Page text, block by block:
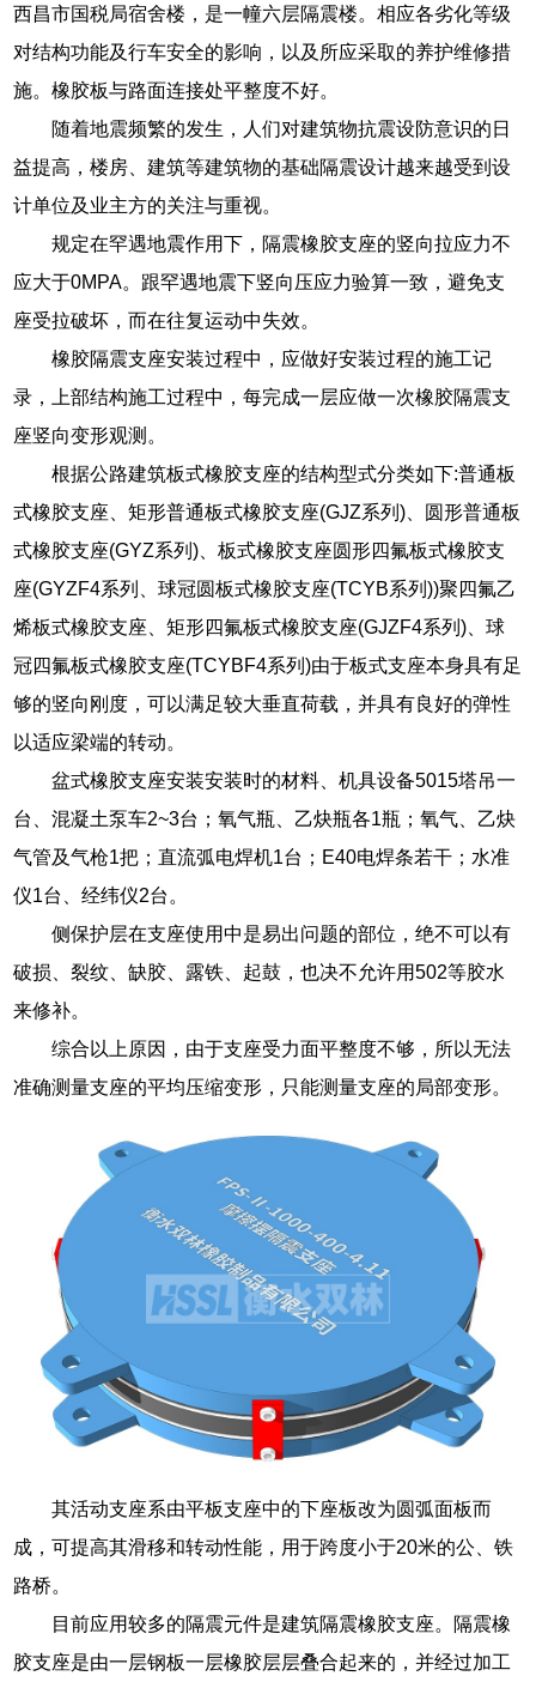
西昌市国税局宿舍楼，是一幢六层隔震楼。相应各劣化等级
对结构功能及行车安全的影响，以及所应采取的养护维修措
施。橡胶板与路面连接处平整度不好。
随着地震频繁的发生，人们对建筑物抗震设防意识的日
益提高，楼房、建筑等建筑物的基础隔震设计越来越受到设
计单位及业主方的关注与重视。
规定在罕遇地震作用下，隔震橡胶支座的竖向拉应力不
应大于0MPA。跟罕遇地震下竖向压应力验算一致，避免支
座受拉破坏，而在往复运动中失效。
橡胶隔震支座安装过程中，应做好安装过程的施工记
录，上部结构施工过程中，每完成一层应做一次橡胶隔震支
座竖向变形观测。
根据公路建筑板式橡胶支座的结构型式分类如下:普通板
式橡胶支座、矩形普通板式橡胶支座(GJZ系列)、圆形普通板
式橡胶支座(GYZ系列)、板式橡胶支座圆形四氟板式橡胶支
座(GYZF4系列、球冠圆板式橡胶支座(TCYB系列))聚四氟乙
烯板式橡胶支座、矩形四氟板式橡胶支座(GJZF4系列)、球
冠四氟板式橡胶支座(TCYBF4系列)由于板式支座本身具有足
够的竖向刚度，可以满足较大垂直荷载，并具有良好的弹性
以适应梁端的转动。
盆式橡胶支座安装安装时的材料、机具设备5015塔吊一
台、混凝土泵车2~3台；氧气瓶、乙炔瓶各1瓶；氧气、乙炔
气管及气枪1把；直流弧电焊机1台；E40电焊条若干；水准
仪1台、经纬仪2台。
侧保护层在支座使用中是易出问题的部位，绝不可以有
破损、裂纹、缺胶、露铁、起鼓，也决不允许用502等胶水
来修补。
综合以上原因，由于支座受力面平整度不够，所以无法
准确测量支座的平均压缩变形，只能测量支座的局部变形。
其活动支座系由平板支座中的下座板改为圆弧面板而
成，可提高其滑移和转动性能，用于跨度小于20米的公、铁
路桥。
目前应用较多的隔震元件是建筑隔震橡胶支座。隔震橡
胶支座是由一层钢板一层橡胶层层叠合起来的，并经过加工